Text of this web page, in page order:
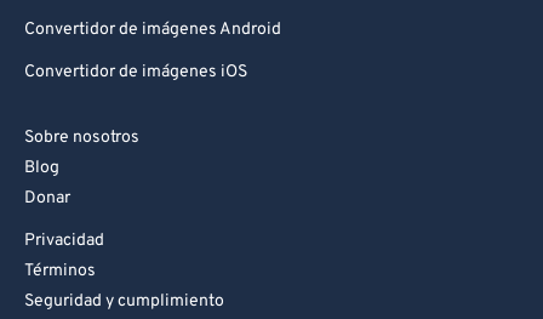
Convertidor de imágenes Android
Convertidor de imágenes iOS
Sobre nosotros
Blog
Donar
Privacidad
Términos
Seguridad y cumplimiento